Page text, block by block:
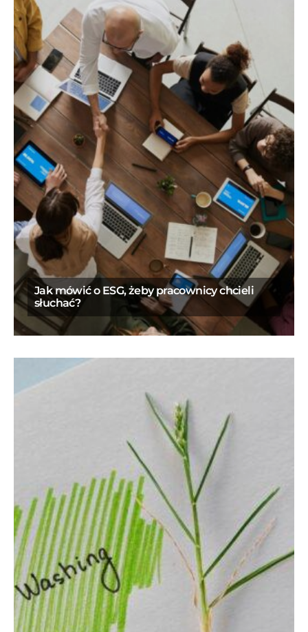
Jak mówić o ESG, żeby pracownicy chcieli
słuchać?